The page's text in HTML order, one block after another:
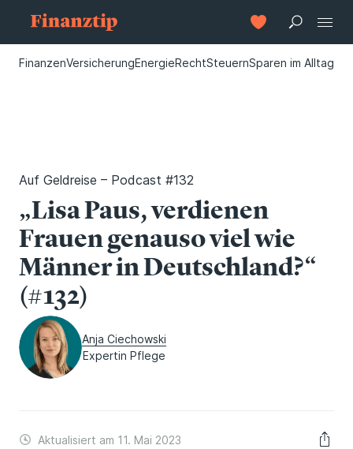
FinanzenVersicherungEnergieRechtSteuernSparen im Alltag
Auf Geldreise – Podcast #132
„Lisa Paus, verdienen
Frauen genauso viel wie
Männer in Deutschland?“
(#132)
Anja Ciechowski
Expertin Pflege
Aktualisiert am 11. Mai 2023